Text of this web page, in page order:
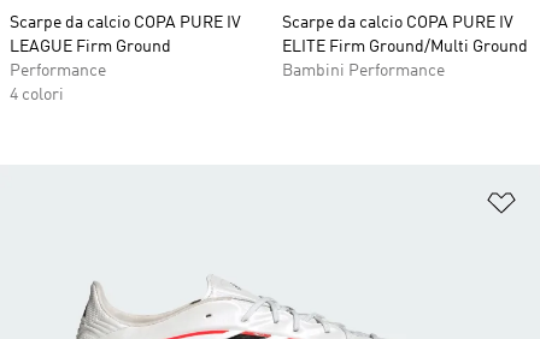
Scarpe da calcio COPA PURE IV
LEAGUE Firm Ground
Performance
4 colori
Scarpe da calcio COPA PURE IV
ELITE Firm Ground/Multi Ground
Bambini Performance